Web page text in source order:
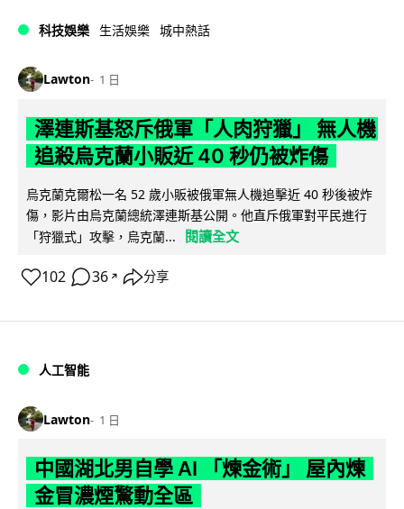
科技娛樂 生活娛樂 城中熱話
Lawton 1 日
澤連斯基怒斥俄軍「人肉狩獵」 無人機
追殺烏克蘭小販近 40 秒仍被炸傷
烏克蘭克爾松一名 52 歲小販被俄軍無人機追擊近 40 秒後被炸
傷，影片由烏克蘭總統澤連斯基公開。他直斥俄軍對平民進行
「狩獵式」攻擊，烏克蘭...
閱讀全文
102 36 ↗ 分享
人工智能
Lawton 1 日
中國湖北男自學 AI 「煉金術」 屋內煉
金冒濃煙驚動全區